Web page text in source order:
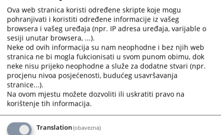
Mediji
Osoba za odnose s javnošću
Zahtjevi za medijska obraćanja
Javne nabavke
Obavještenja o nabavci
Obavještenja o nabavci
Plan nabavki
Plan nabavki
Izvještaji o nabavci
Odluke
Ova web stranica koristi određene skripte koje mogu
pohranjivati i koristiti određene informacije iz vašeg
browsera i vašeg uređaja (npr. IP adresa uređaja, varijable o
sesiji unutar browsera, ...).
Neke od ovih informacija su nam neophodne i bez njih web
stranica ne bi mogla fukcionisati u svom punom obimu, dok
neke nisu prijeko neophodne a služe za dodatne stvari (npr.
procjenu nivoa posjećenosti, budućeg usavršavanja
stranice...).
Na ovom mjestu možete dozvoliti ili uskratiti pravo na
korištenje tih informacija.
Translation(obavezna)